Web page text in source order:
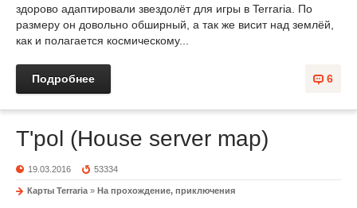
здорово адаптировали звездолёт для игры в Terraria. По
размеру он довольно обширный, а так же висит над землёй,
как и полагается космическому...
6
Подробнее
T'pol (House server map)
19.03.2016 53334
Карты Terraria » На прохождение, приключения